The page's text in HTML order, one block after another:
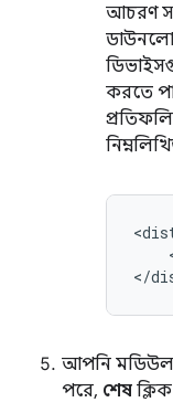
আচরণ
করতে
আপনি মডিউল
পরে, শেষ